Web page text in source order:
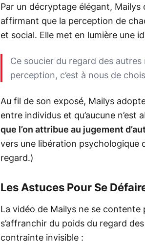
Par un décryptage élégant,
affirmant que la perception de
et social. Elle met en lumière une
Ce soucier du regard des
perception, c’est à nous de
Au fil de son exposé, Mailys
entre individus et qu’aucune
que l’on attribue au jugement
vers une libération psychologique
regard.)
Les Astuces Pour Se
La vidéo de Mailys ne se
s’affranchir du poids du regard
contrainte invisible :